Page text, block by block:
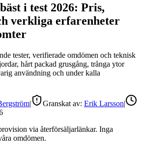
i test 2026: Pris,
verkliga erfarenheter
tester, verifierade omdömen och teknisk
hårt packad grusgång, trånga ytor
användning och under kalla
| Granskat av: Erik Larsson|
via återförsäljarlänkar. Inga
omdömen.